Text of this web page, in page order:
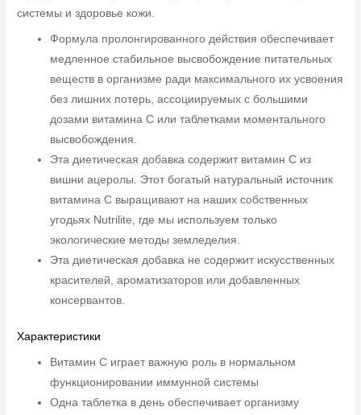
системы и здоровье кожи.
Формула пролонгированного действия обеспечивает
медленное стабильное высвобождение питательных
веществ в организме ради максимального их усвоения
без лишних потерь, ассоциируемых с большими
дозами витамина C или таблетками моментального
высвобождения.
Эта диетическая добавка содержит витамин C из
вишни ацеролы. Этот богатый натуральный источник
витамина С выращивают на наших собственных
угодьях Nutrilite, где мы используем только
экологические методы земледелия.
Эта диетическая добавка не содержит искусственных
красителей, ароматизаторов или добавленных
консервантов.
Характеристики
Витамин С играет важную роль в нормальном
функционировании иммунной системы
Одна таблетка в день обеспечивает организму